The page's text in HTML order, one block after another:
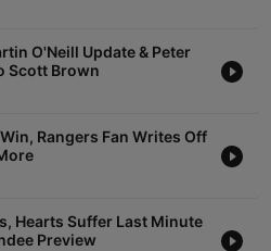
O'Neill Update & Peter
Scott Brown
Rangers Fan Writes Off
Hearts Suffer Last Minute
Preview